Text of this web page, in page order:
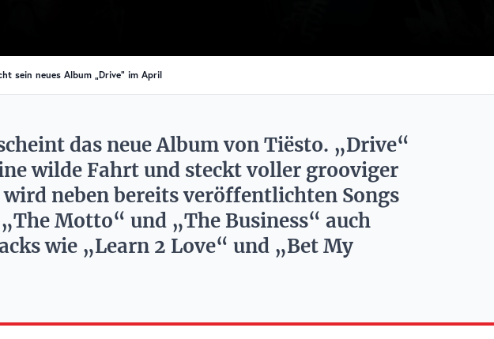
sein neues Album „Drive“ im April
das neue Album von Tiësto. „Drive“
wilde Fahrt und steckt voller grooviger
neben bereits veröffentlichten Songs
Motto“ und „The Business“ auch
wie „Learn 2 Love“ und „Bet My